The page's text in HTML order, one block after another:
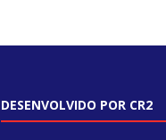
DESENVOLVIDO POR CR2